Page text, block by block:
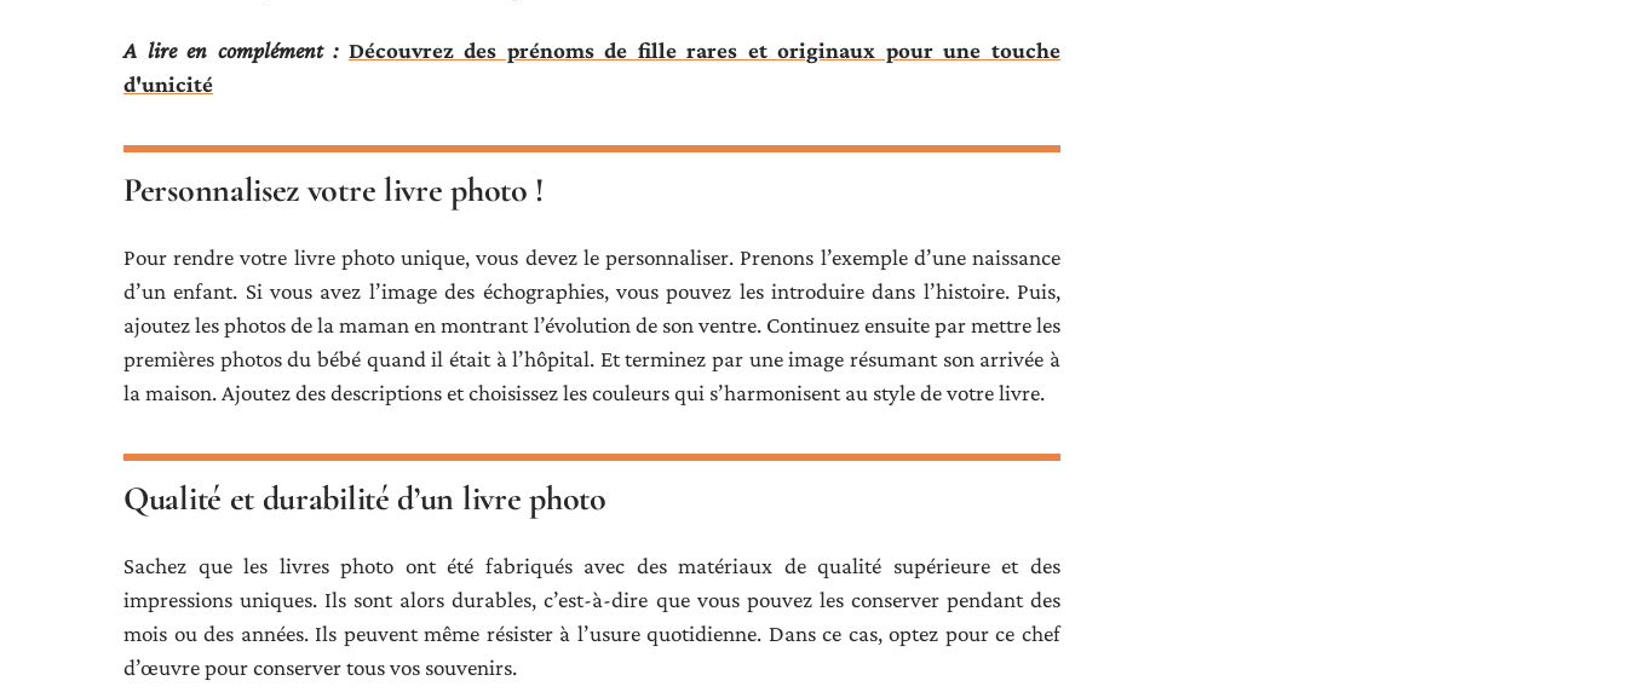
A lire en complément : Découvrez des prénoms de fille rares et originaux pour une touche
d'unicité
Personnalisez votre livre photo !
Pour rendre votre livre photo unique, vous devez le personnaliser. Prenons l’exemple d’une naissance
d’un enfant. Si vous avez l’image des échographies, vous pouvez les introduire dans l’histoire. Puis,
ajoutez les photos de la maman en montrant l’évolution de son ventre. Continuez ensuite par mettre les
premières photos du bébé quand il était à l’hôpital. Et terminez par une image résumant son arrivée à
la maison. Ajoutez des descriptions et choisissez les couleurs qui s’harmonisent au style de votre livre.
Qualité et durabilité d’un livre photo
Sachez que les livres photo ont été fabriqués avec des matériaux de qualité supérieure et des
impressions uniques. Ils sont alors durables, c’est-à-dire que vous pouvez les conserver pendant des
mois ou des années. Ils peuvent même résister à l’usure quotidienne. Dans ce cas, optez pour ce chef
d’œuvre pour conserver tous vos souvenirs.